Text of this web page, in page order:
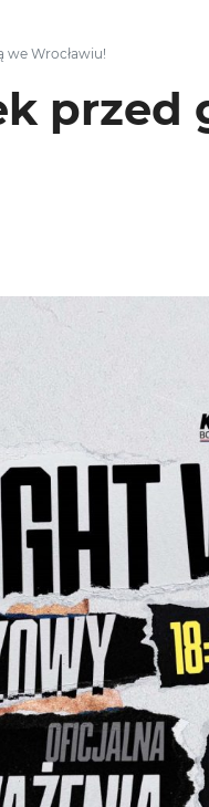
we Wrocławiu!
przed